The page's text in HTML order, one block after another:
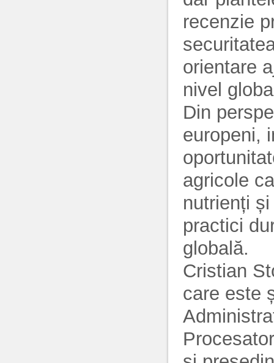
recenzie
orientare
nivel
Din
europeni,
agricole
nutrienți
practici
globală.
Cristian
care este